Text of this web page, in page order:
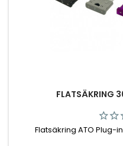
FLATSÄKRING
Flatsäkring ATO Plug-